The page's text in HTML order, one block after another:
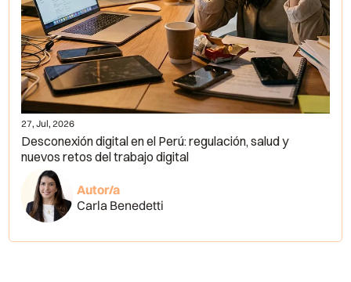
27, Jul, 2026
Desconexión digital en el Perú: regulación, salud y
nuevos retos del trabajo digital
Autor/a
Carla Benedetti